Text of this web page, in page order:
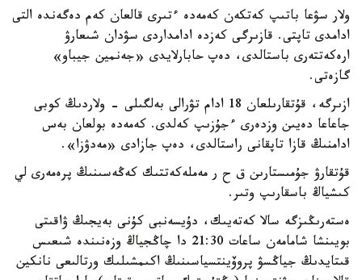
ولار سۋعا باتىپ كەتكەن كەمەدە ءتىرى قالعان كەم دەگەندە التى
ادامدى تاپتى. قازىرگى كەزدە ادامداردى سۋدان شىعارۋ
ارەكەتتەرى باستالدى، دەپ حابارلايدى «جەنمين جيباو»
گازەتى.
ازىرگە، قۇتقارىلعان 18 ادام تۋرالى بەلگىلى - ولاردىڭ كوبى
جاعاعا دەيىن وزدەرى ءجۇزىپ كەلدى. كەمەدە بولعان بەس
ادامنىڭ قازا تاپقانى راستالدى، دەپ جازادى «مەدۋزا».
قۇتقارۋ جۇمىستارىن ق ح ر مەملەكەتتىك كەڭەسىنىڭ پرەمەرى لي
كىشياڭ باسقارىپ وتىر.
ەستەرىڭىزگە سالا كەتەيىك، دۇيسەنبى كۇنى بەيجىڭ ۋاقىتى
بويىنشا شامامەن ساعات 21:30 دا چاڭجياڭ وزەنىندە شىعىس
قىتايدىڭ جياڭسۋ پروۆينتسياسىنىڭ اكىمشىلىك ورتالىعى نانكين